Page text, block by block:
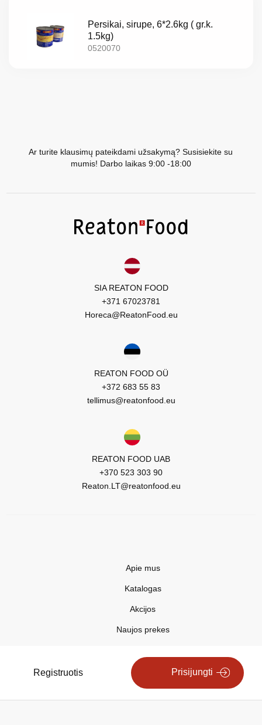
Prisijungti
Registruotis
Persikai, sirupe, 6*2.6kg ( gr.k.
1.5kg)
0520070
Ar turite klausimų pateikdami užsakymą? Susisiekite su
mumis! Darbo laikas 9:00 -18:00
SIA REATON FOOD
+371 67023781
Horeca@ReatonFood.eu
REATON FOOD OÜ
+372 683 55 83
tellimus@reatonfood.eu
REATON FOOD UAB
+370 523 303 90
Reaton.LT@reatonfood.eu
Apie mus
Katalogas
Akcijos
Naujos prekes
Kontaktai
Privatumo politika